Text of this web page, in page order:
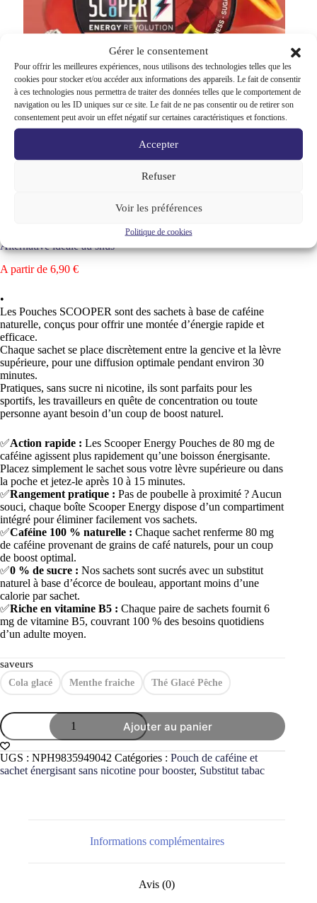
Gérer le consentement
Pour offrir les meilleures expériences, nous utilisons des technologies telles que les
cookies pour stocker et/ou accéder aux informations des appareils. Le fait de consentir
à ces technologies nous permettra de traiter des données telles que le comportement de
navigation ou les ID uniques sur ce site. Le fait de ne pas consentir ou de retirer son
consentement peut avoir un effet négatif sur certaines caractéristiques et fonctions.
Accepter
Refuser
Voir les préférences
Politique de cookies
Boutique fumeurs
Pouch de caféine et sachet énergisant sans nicotine pour
SCOOPER ENERGY sachets de caféine extra strong –
SCOOPER ENERGY sachets de caféine extra strong –
Alternative idéale au snus
A partir de 6,90 €
•
Les Pouches SCOOPER sont des sachets à base de caféine
naturelle, conçus pour offrir une montée d’énergie rapide et
efficace.
Chaque sachet se place discrètement entre la gencive et la lèvre
supérieure, pour une diffusion optimale pendant environ 30
minutes.
Pratiques, sans sucre ni nicotine, ils sont parfaits pour les
sportifs, les travailleurs en quête de concentration ou toute
personne ayant besoin d’un coup de boost naturel.
✅Action rapide : Les Scooper Energy Pouches de 80 mg de
caféine agissent plus rapidement qu’une boisson énergisante.
Placez simplement le sachet sous votre lèvre supérieure ou dans
la poche et jetez-le après 10 à 15 minutes.
✅Rangement pratique : Pas de poubelle à proximité ? Aucun
souci, chaque boîte Scooper Energy dispose d’un compartiment
intégré pour éliminer facilement vos sachets.
✅Caféine 100 % naturelle : Chaque sachet renferme 80 mg
de caféine provenant de grains de café naturels, pour un coup
de boost optimal.
✅0 % de sucre : Nos sachets sont sucrés avec un substitut
naturel à base d’écorce de bouleau, apportant moins d’une
calorie par sachet.
✅Riche en vitamine B5 : Chaque paire de sachets fournit 6
mg de vitamine B5, couvrant 100 % des besoins quotidiens
d’un adulte moyen.
saveurs
Cola glacé Menthe fraiche Thé Glacé Pêche
quantité
de
SCOOPER
ENERGY
sachets
de
Ajouter au panier
UGS : NPH9835949042 Catégories : Pouch de caféine et
sachet énergisant sans nicotine pour booster, Substitut tabac
Informations complémentaires
Avis (0)